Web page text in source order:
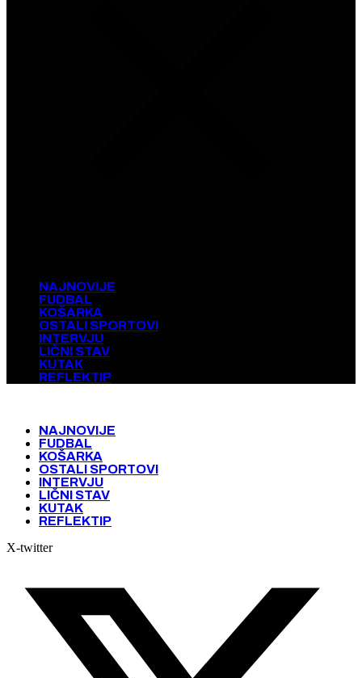
NAJNOVIJE
FUDBAL
KOŠARKA
OSTALI SPORTOVI
INTERVJU
LIČNI STAV
KUTAK
REFLEKTIP
NAJNOVIJE
FUDBAL
KOŠARKA
OSTALI SPORTOVI
INTERVJU
LIČNI STAV
KUTAK
REFLEKTIP
X-twitter